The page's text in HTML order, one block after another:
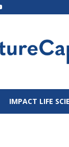
IMPACT LIFE